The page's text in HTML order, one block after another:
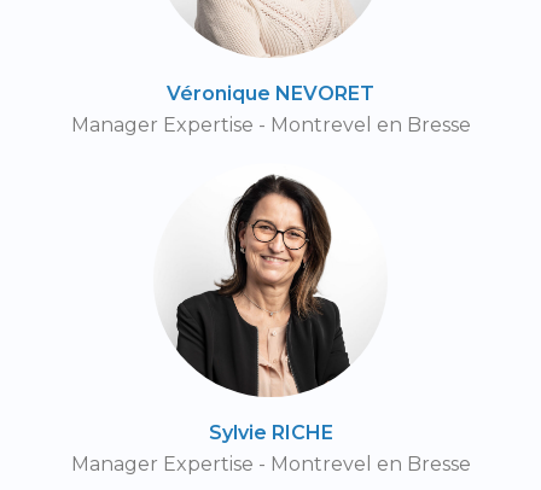
Véronique NEVORET
Manager Expertise - Montrevel en Bresse
Sylvie RICHE
Manager Expertise - Montrevel en Bresse